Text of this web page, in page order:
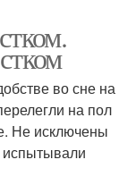
во сне на
на пол
Не исключены
испытывали